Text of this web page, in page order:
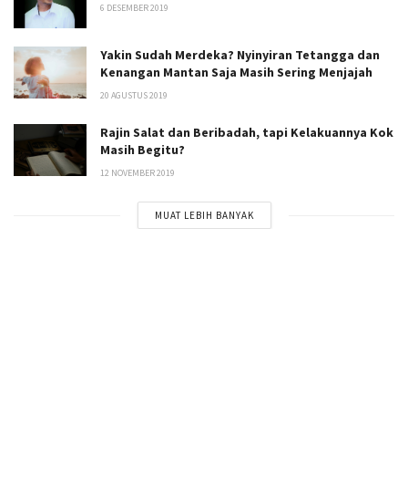
6 DESEMBER 2019
Yakin Sudah Merdeka? Nyinyiran Tetangga dan
Kenangan Mantan Saja Masih Sering Menjajah
20 AGUSTUS 2019
Rajin Salat dan Beribadah, tapi Kelakuannya Kok
Masih Begitu?
12 NOVEMBER 2019
MUAT LEBIH BANYAK